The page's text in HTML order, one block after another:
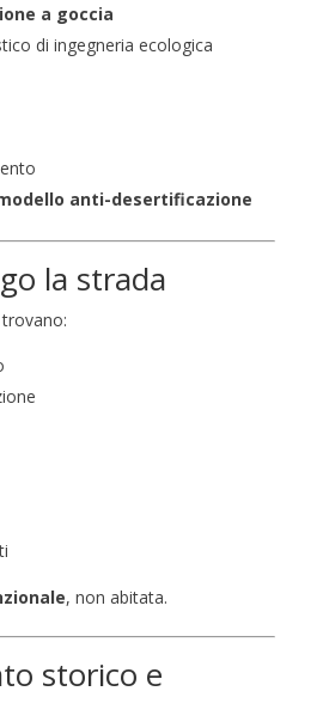
a goccia
di ingegneria ecologica
anti-desertificazione
la strada
, non abitata.
storico e